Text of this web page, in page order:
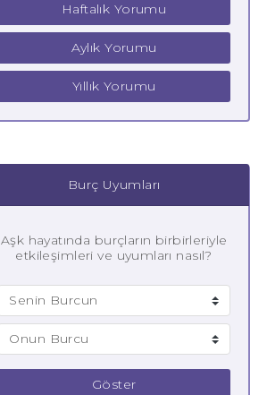
Haftalık Yorumu
Aylık Yorumu
Yıllık Yorumu
Burç Uyumları
Aşk hayatında burçların birbirleriyle
etkileşimleri ve uyumları nasıl?
Göster